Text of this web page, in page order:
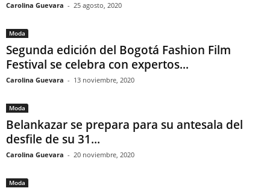
Carolina Guevara - 25 agosto, 2020
Moda
Segunda edición del Bogotá Fashion Film
Festival se celebra con expertos...
Carolina Guevara - 13 noviembre, 2020
Moda
Belankazar se prepara para su antesala del
desfile de su 31...
Carolina Guevara - 20 noviembre, 2020
Moda